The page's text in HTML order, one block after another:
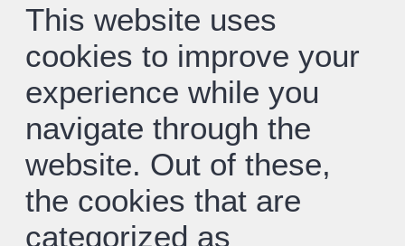
This website uses
cookies to improve your
experience while you
navigate through the
website. Out of these,
the cookies that are
categorized as